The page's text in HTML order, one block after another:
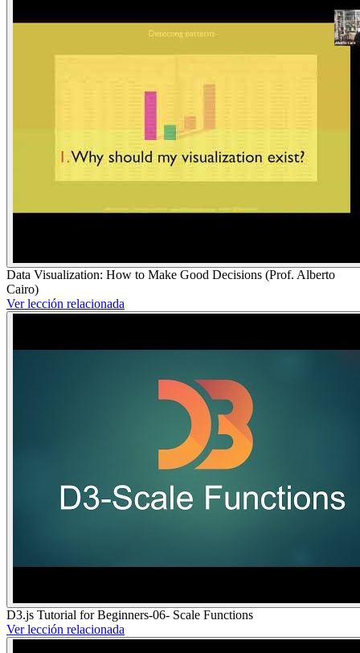
Data Visualization: How to Make Good Decisions (Prof. Alberto
Cairo)
Ver lección relacionada
D3.js Tutorial for Beginners-06- Scale Functions
Ver lección relacionada